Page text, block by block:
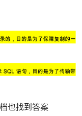
也找到答案